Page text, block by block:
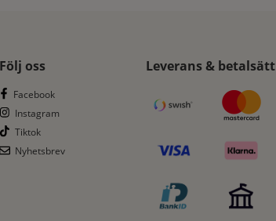
Följ oss
Facebook
Instagram
Tiktok
Nyhetsbrev
Leverans & betalsätt